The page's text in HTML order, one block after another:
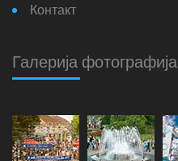
Контакт
Галерија фотографија